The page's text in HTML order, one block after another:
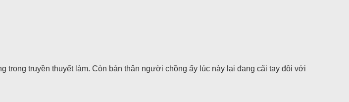
truyền thuyết làm. Còn bản thân người chồng ấy lúc này lại đang cãi tay đôi với